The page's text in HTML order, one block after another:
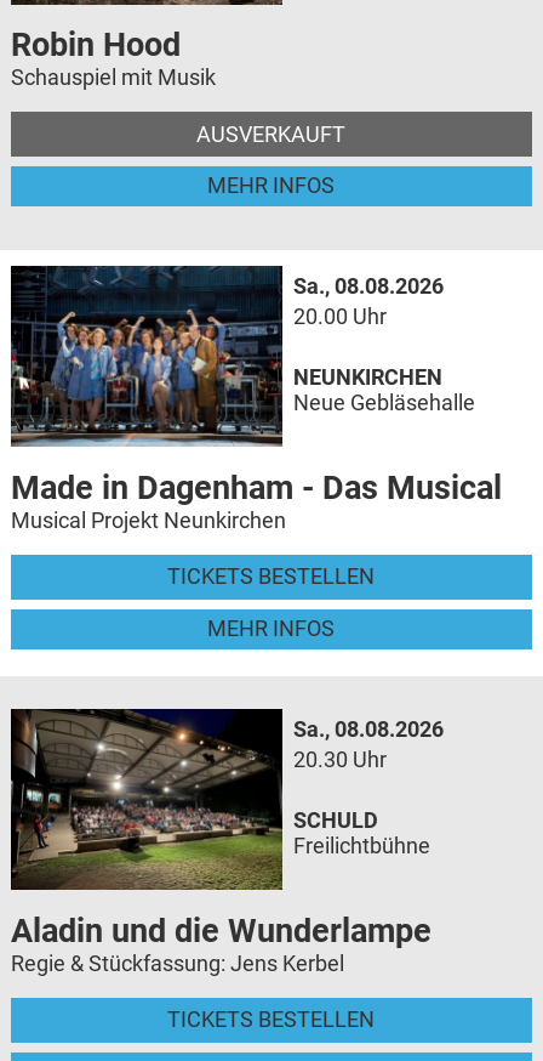
Robin Hood
Schauspiel mit Musik
AUSVERKAUFT
MEHR INFOS
Sa., 08.08.2026
20.00 Uhr
Made in Dagenham - Das Musical
Musical Projekt Neunkirchen
TICKETS BESTELLEN
MEHR INFOS
NEUNKIRCHEN
Neue Gebläsehalle
Sa., 08.08.2026
20.30 Uhr
Aladin und die Wunderlampe
Regie & Stückfassung: Jens Kerbel
TICKETS BESTELLEN
SCHULD
Freilichtbühne